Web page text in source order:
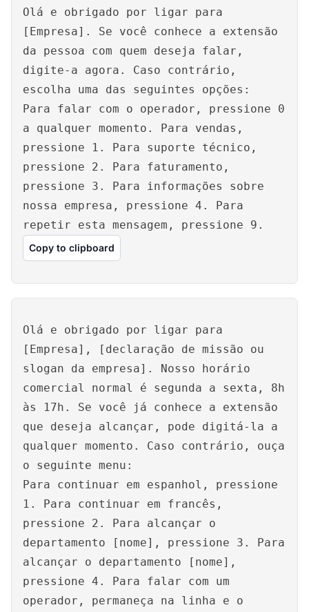
Olá e obrigado por ligar para
[Empresa]. Se você conhece a extensão
da pessoa com quem deseja falar,
digite-a agora. Caso contrário,
escolha uma das seguintes opções:
Para falar com o operador, pressione 0
a qualquer momento. Para vendas,
pressione 1. Para suporte técnico,
pressione 2. Para faturamento,
pressione 3. Para informações sobre
nossa empresa, pressione 4. Para
repetir esta mensagem, pressione 9.
Copy to clipboard
Olá e obrigado por ligar para
[Empresa], [declaração de missão ou
slogan da empresa]. Nosso horário
comercial normal é segunda a sexta, 8h
às 17h. Se você já conhece a extensão
que deseja alcançar, pode digitá-la a
qualquer momento. Caso contrário, ouça
o seguinte menu:
Para continuar em espanhol, pressione
1. Para continuar em francês,
pressione 2. Para alcançar o
departamento [nome], pressione 3. Para
alcançar o departamento [nome],
pressione 4. Para falar com um
operador, permaneça na linha e o